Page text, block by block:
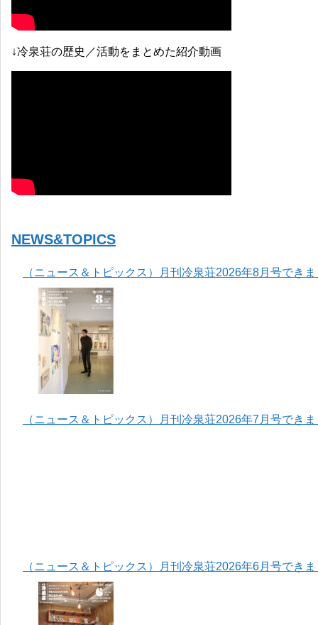
↓冷泉荘の歴史／活動をまとめた紹介動画
NEWS&TOPICS
（ニュース＆トピックス）月刊冷泉荘2026年8月号でき
（ニュース＆トピックス）月刊冷泉荘2026年7月号でき
（ニュース＆トピックス）月刊冷泉荘2026年6月号でき